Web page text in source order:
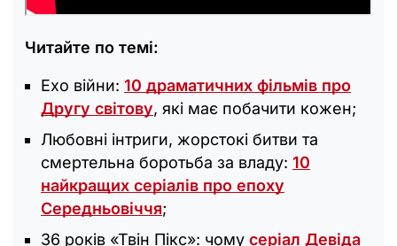
Читайте по темі:
Ехо війни: 10 драматичних фільмів про
Другу світову, які має побачити кожен;
Любовні інтриги, жорстокі битви та
смертельна боротьба за владу: 10
найкращих серіалів про епоху
Середньовіччя;
36 років «Твін Пікс»: чому серіал Девіда